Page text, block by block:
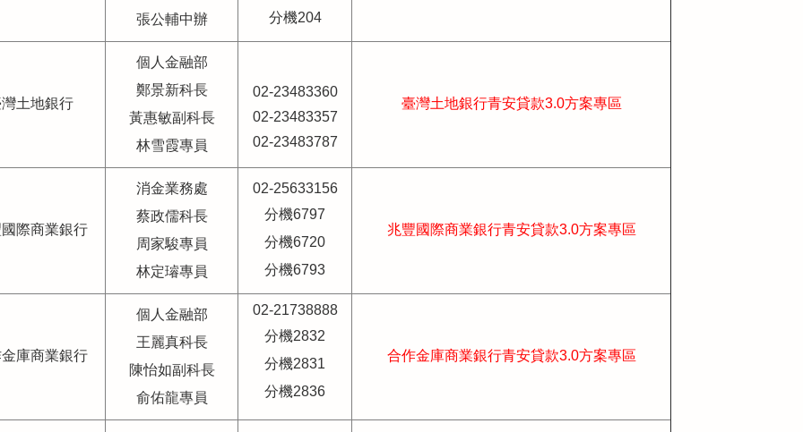
張公輔中辦
分機204
土地銀行
個人金融部
鄭景新科長
黃惠敏副科長
林雪霞專員
02-23483360
02-23483357
02-23483787
臺灣土地銀行青安貸款3.0方案專區
際商業銀行
消金業務處
蔡政儒科長
周家駿專員
林定璿專員
02-25633156
分機6797
分機6720
分機6793
兆豐國際商業銀行青安貸款3.0方案專區
庫商業銀行
個人金融部
王麗真科長
陳怡如副科長
俞佑龍專員
02-21738888
分機2832
分機2831
分機2836
合作金庫商業銀行青安貸款3.0方案專區